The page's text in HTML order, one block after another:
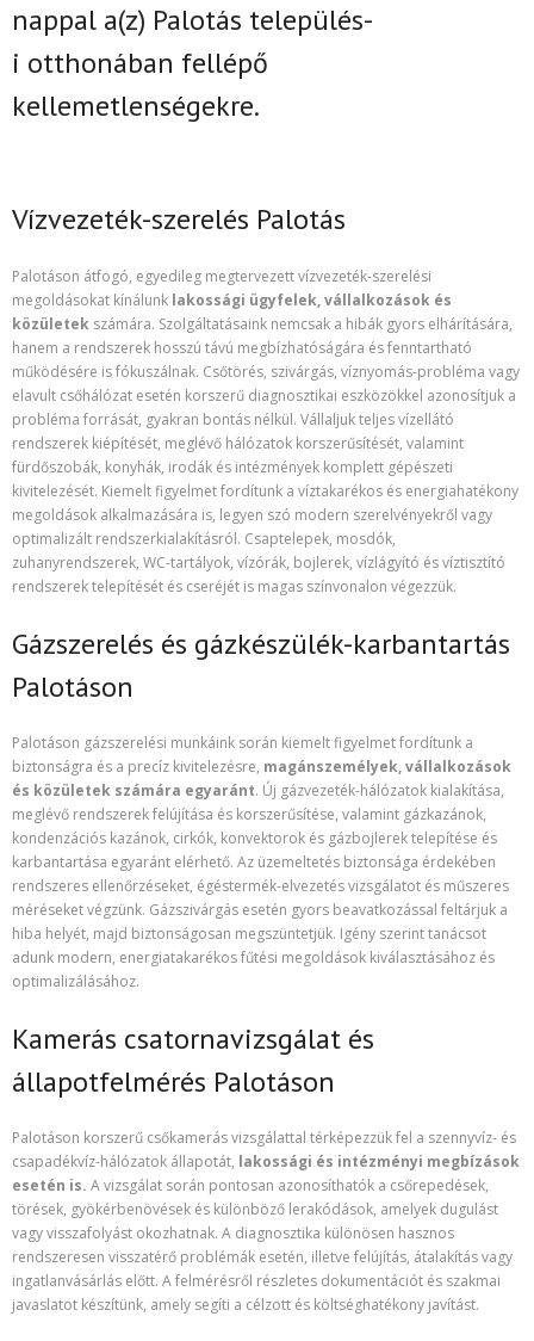
nappal a(z) Palotás település-
i otthonában fellépő
kellemetlenségekre.
Vízvezeték-szerelés Palotás
Palotáson átfogó, egyedileg megtervezett vízvezeték-szerelési
megoldásokat kínálunk lakossági ügyfelek, vállalkozások és
közületek számára. Szolgáltatásaink nemcsak a hibák gyors elhárítására,
hanem a rendszerek hosszú távú megbízhatóságára és fenntartható
működésére is fókuszálnak. Csőtörés, szivárgás, víznyomás-probléma vagy
elavult csőhálózat esetén korszerű diagnosztikai eszközökkel azonosítjuk a
probléma forrását, gyakran bontás nélkül. Vállaljuk teljes vízellátó
rendszerek kiépítését, meglévő hálózatok korszerűsítését, valamint
fürdőszobák, konyhák, irodák és intézmények komplett gépészeti
kivitelezését. Kiemelt figyelmet fordítunk a víztakarékos és energiahatékony
megoldások alkalmazására is, legyen szó modern szerelvényekről vagy
optimalizált rendszerkialakításról. Csaptelepek, mosdók,
zuhanyrendszerek, WC-tartályok, vízórák, bojlerek, vízlágyító és víztisztító
rendszerek telepítését és cseréjét is magas színvonalon végezzük.
Gázszerelés és gázkészülék-karbantartás
Palotáson
Palotáson gázszerelési munkáink során kiemelt figyelmet fordítunk a
biztonságra és a precíz kivitelezésre, magánszemélyek, vállalkozások
és közületek számára egyaránt. Új gázvezeték-hálózatok kialakítása,
meglévő rendszerek felújítása és korszerűsítése, valamint gázkazánok,
kondenzációs kazánok, cirkók, konvektorok és gázbojlerek telepítése és
karbantartása egyaránt elérhető. Az üzemeltetés biztonsága érdekében
rendszeres ellenőrzéseket, égéstermék-elvezetés vizsgálatot és műszeres
méréseket végzünk. Gázszivárgás esetén gyors beavatkozással feltárjuk a
hiba helyét, majd biztonságosan megszüntetjük. Igény szerint tanácsot
adunk modern, energiatakarékos fűtési megoldások kiválasztásához és
optimalizálásához.
Kamerás csatornavizsgálat és
állapotfelmérés Palotáson
Palotáson korszerű csőkamerás vizsgálattal térképezzük fel a szennyvíz- és
csapadékvíz-hálózatok állapotát, lakossági és intézményi megbízások
esetén is. A vizsgálat során pontosan azonosíthatók a csőrepedések,
törések, gyökérbenövések és különböző lerakódások, amelyek dugulást
vagy visszafolyást okozhatnak. A diagnosztika különösen hasznos
rendszeresen visszatérő problémák esetén, illetve felújítás, átalakítás vagy
ingatlanvásárlás előtt. A felmérésről részletes dokumentációt és szakmai
javaslatot készítünk, amely segíti a célzott és költséghatékony javítást.